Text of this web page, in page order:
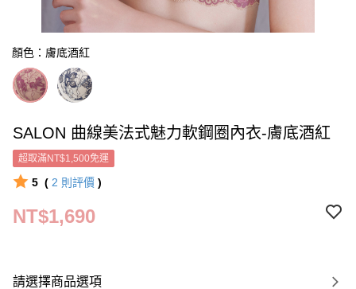
顏色：膚底酒紅
SALON 曲線美法式魅力軟鋼圈內衣-膚底酒紅
超取滿NT$1,500免運
5 ( 2 則評價 )
NT$1,690
請選擇商品選項